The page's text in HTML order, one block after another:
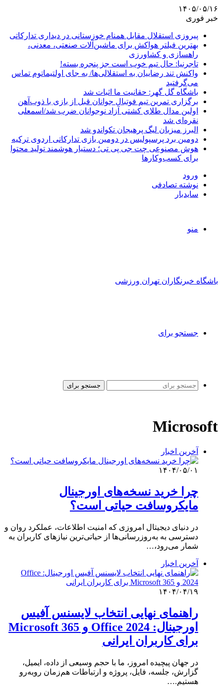
۱۴۰۵/۰۵/۱۶
خبر فوری
پیروزی استقلال مقابل همنام خوزستانی در دیداری تدارکاتی
بهترین فیلتر هواکش برای ماشین‌آلات صنعتی، معدنی،
راهسازی و کشاورزی
تاجرنیا: حال تیم خوب است جز پنجره بسته!
واکنش تند رضاییان به استقلالی‌ها/ به جای اولتیماتوم تماس
می‌گرفتید
باشگاه گل گهر: حقانیت ما اثبات شد
برگزاری تمرین تیم فوتبال جوانان قبل از بازی با ذوب‌آهن
اولین مدال طلای کشتی آزاد نوجوانان ضرب شد/اسمعلی
نقره‌ای شد
البرز میزبان لیگ پرهیجان تکواندو شد
دومین برد پرسپولیس در دومین بازی تدارکاتی اردوی ترکیه
هوش مصنوعی چت جی پی تی؛ دستیار هوشمند تولید محتوا
برای کسب‌وکارها
ورود
نوشته تصادفی
سایدبار
منو
باشگاه خبرنگاران تهران ورزشی
جستجو برای
جستجو برای
Microsoft
آخرین اخبار
۱۴۰۴/۰۵/۰۱
چرا خرید نسخه‌های اورجینال
مایکروسافت حیاتی است؟
در دنیای دیجیتال امروزی که امنیت اطلاعات، عملکرد روان و
دسترسی به به‌روزرسانی‌ها از حیاتی‌ترین نیازهای کاربران به
شمار می‌رود،…
آخرین اخبار
۱۴۰۴/۰۴/۱۹
راهنمای نهایی انتخاب لایسنس آفیس
اورجینال: Office 2024 و Microsoft 365
برای کاربران ایرانی
در جهان پیچیده امروز، ما با حجم وسیعی از داده، ایمیل،
گزارش، جلسه، فایل، پروژه و ارتباطات هم‌زمان روبه‌رو
هستیم.…